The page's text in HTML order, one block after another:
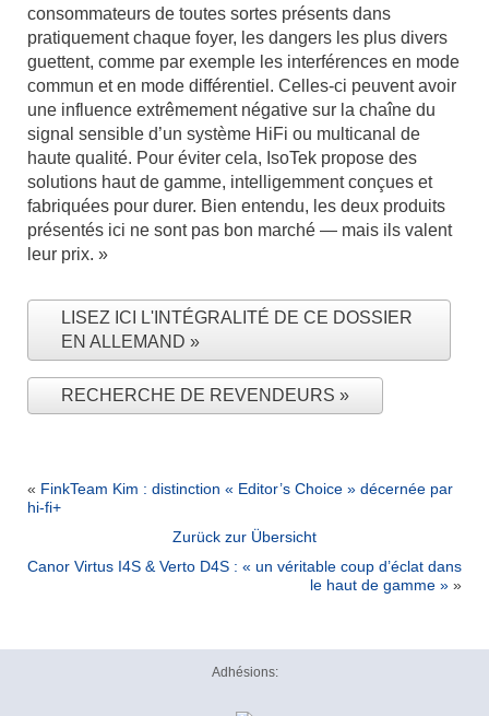
consommateurs de toutes sortes présents dans
pratiquement chaque foyer, les dangers les plus divers
guettent, comme par exemple les interférences en mode
commun et en mode différentiel. Celles-ci peuvent avoir
une influence extrêmement négative sur la chaîne du
signal sensible d’un système HiFi ou multicanal de
haute qualité. Pour éviter cela, IsoTek propose des
solutions haut de gamme, intelligemment conçues et
fabriquées pour durer. Bien entendu, les deux produits
présentés ici ne sont pas bon marché — mais ils valent
leur prix. »
LISEZ ICI L'INTÉGRALITÉ DE CE DOSSIER
EN ALLEMAND
RECHERCHE DE REVENDEURS
« FinkTeam Kim : distinction « Editor’s Choice » décernée par
hi-fi+
Zurück zur Übersicht
Canor Virtus I4S & Verto D4S : « un véritable coup d’éclat dans
le haut de gamme » »
Adhésions: